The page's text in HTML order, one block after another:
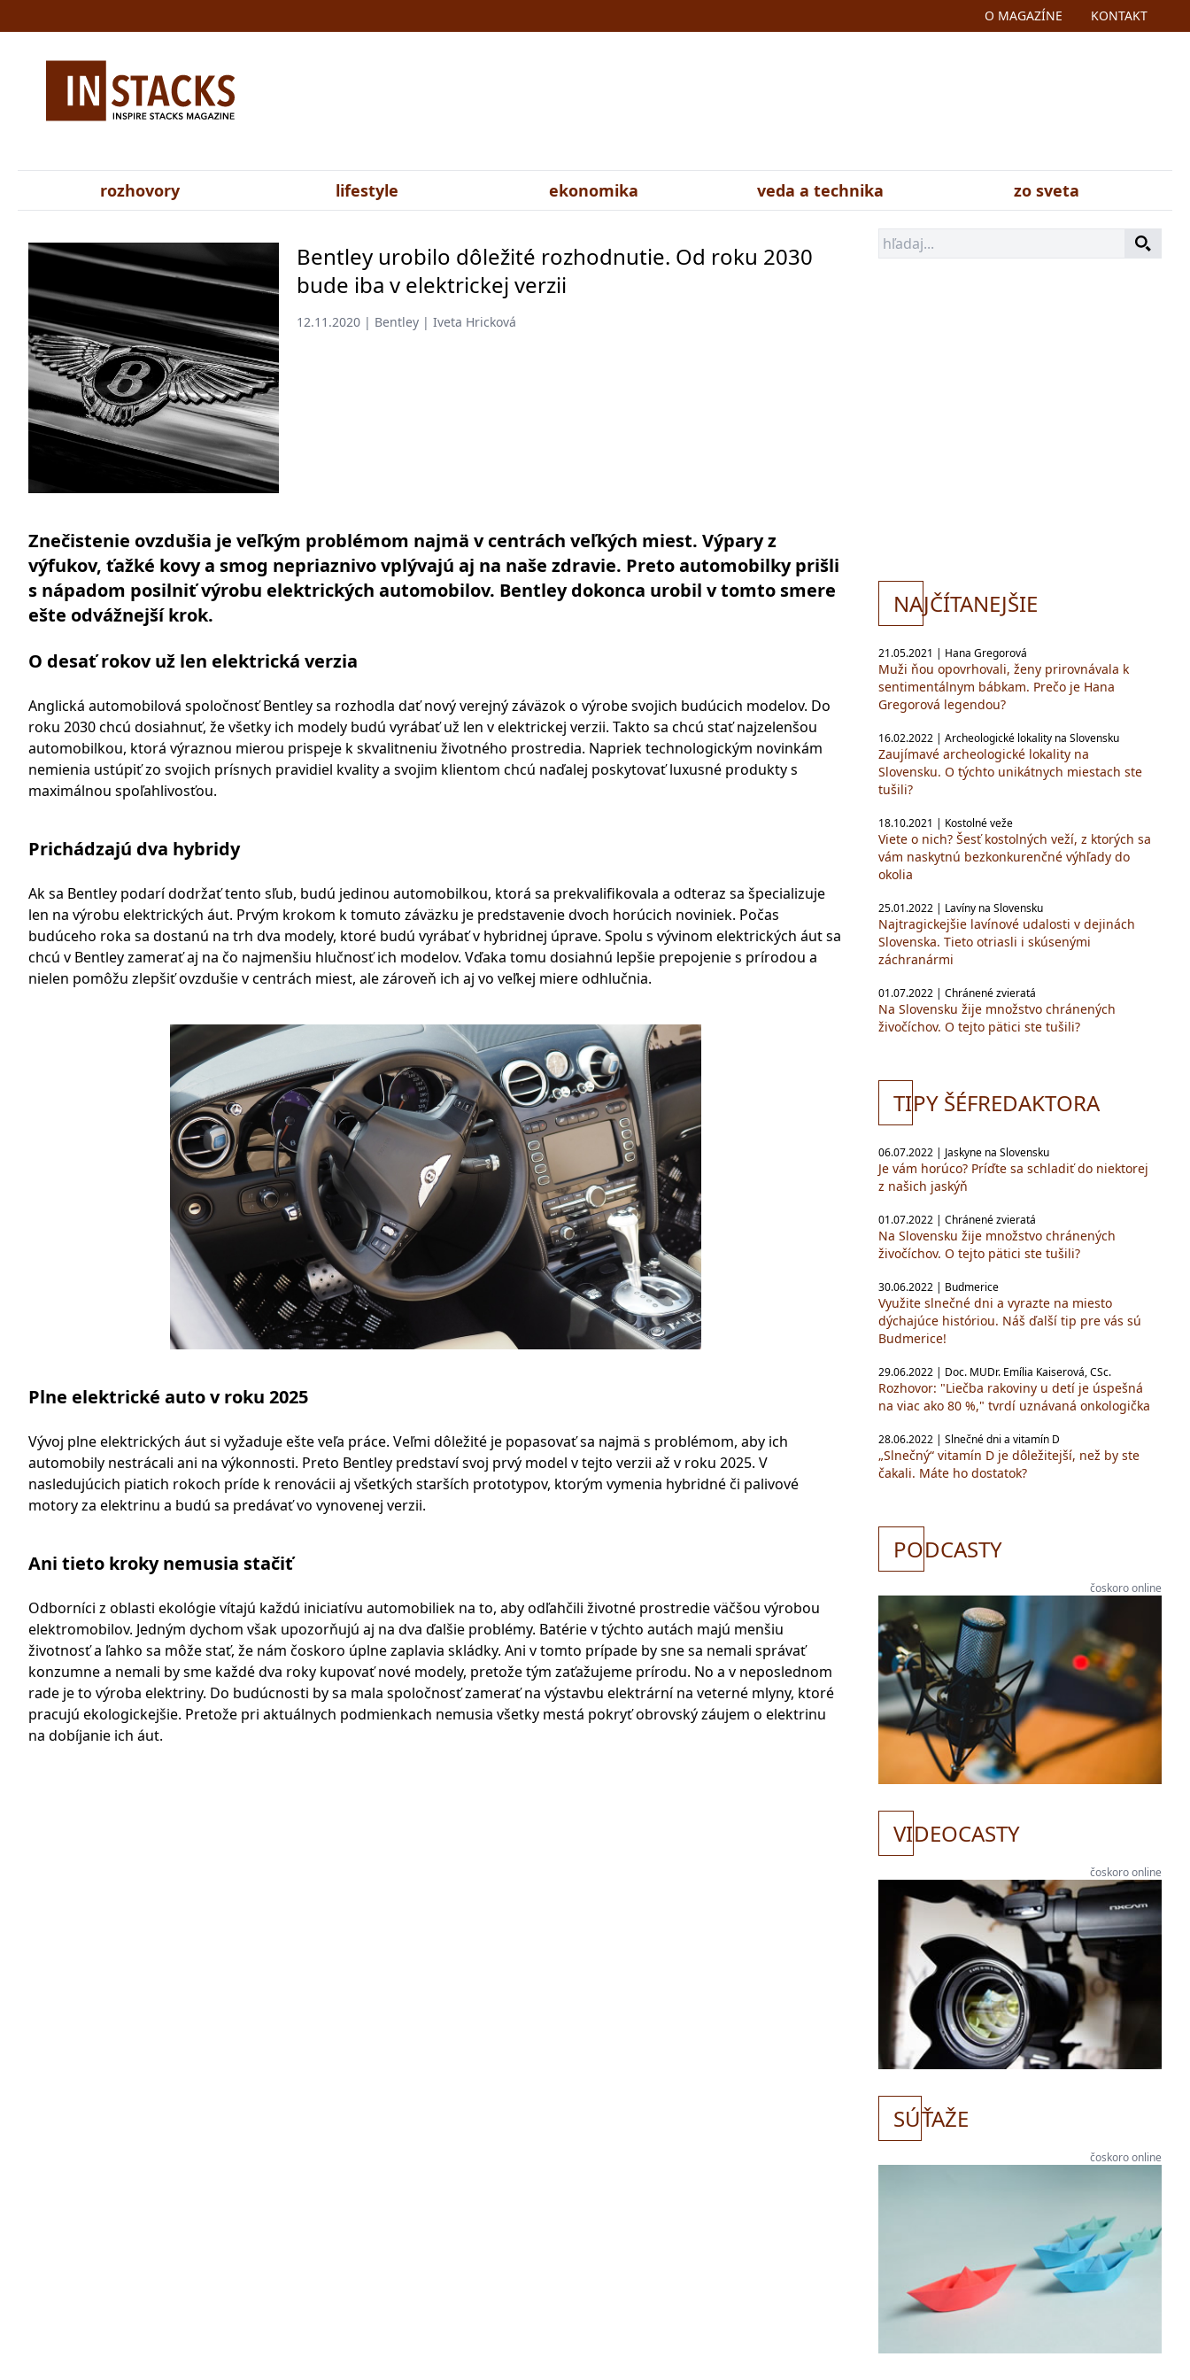
O MAGAZÍNE KONTAKT
rozhovory lifestyle ekonomika veda a technika zo sveta
Bentley urobilo dôležité rozhodnutie. Od roku 2030
bude iba v elektrickej verzii
12.11.2020 | Bentley | Iveta Hricková
Znečistenie ovzdušia je veľkým problémom najmä v centrách veľkých miest. Výpary z
výfukov, ťažké kovy a smog nepriaznivo vplývajú aj na naše zdravie. Preto automobilky prišli
s nápadom posilniť výrobu elektrických automobilov. Bentley dokonca urobil v tomto smere
ešte odvážnejší krok.
O desať rokov už len elektrická verzia
Anglická automobilová spoločnosť Bentley sa rozhodla dať nový verejný záväzok o výrobe svojich budúcich modelov. Do
roku 2030 chcú dosiahnuť, že všetky ich modely budú vyrábať už len v elektrickej verzii. Takto sa chcú stať najzelenšou
automobilkou, ktorá výraznou mierou prispeje k skvalitneniu životného prostredia. Napriek technologickým novinkám
nemienia ustúpiť zo svojich prísnych pravidiel kvality a svojim klientom chcú naďalej poskytovať luxusné produkty s
maximálnou spoľahlivosťou.
Prichádzajú dva hybridy
Ak sa Bentley podarí dodržať tento sľub, budú jedinou automobilkou, ktorá sa prekvalifikovala a odteraz sa špecializuje
len na výrobu elektrických áut. Prvým krokom k tomuto záväzku je predstavenie dvoch horúcich noviniek. Počas
budúceho roka sa dostanú na trh dva modely, ktoré budú vyrábať v hybridnej úprave. Spolu s vývinom elektrických áut sa
chcú v Bentley zamerať aj na čo najmenšiu hlučnosť ich modelov. Vďaka tomu dosiahnú lepšie prepojenie s prírodou a
nielen pomôžu zlepšiť ovzdušie v centrách miest, ale zároveň ich aj vo veľkej miere odhlučnia.
Plne elektrické auto v roku 2025
Vývoj plne elektrických áut si vyžaduje ešte veľa práce. Veľmi dôležité je popasovať sa najmä s problémom, aby ich
automobily nestrácali ani na výkonnosti. Preto Bentley predstaví svoj prvý model v tejto verzii až v roku 2025. V
nasledujúcich piatich rokoch príde k renovácii aj všetkých starších prototypov, ktorým vymenia hybridné či palivové
motory za elektrinu a budú sa predávať vo vynovenej verzii.
Ani tieto kroky nemusia stačiť
Odborníci z oblasti ekológie vítajú každú iniciatívu automobiliek na to, aby odľahčili životné prostredie väčšou výrobou
elektromobilov. Jedným dychom však upozorňujú aj na dva ďalšie problémy. Batérie v týchto autách majú menšiu
životnosť a ľahko sa môže stať, že nám čoskoro úplne zaplavia skládky. Ani v tomto prípade by sne sa nemali správať
konzumne a nemali by sme každé dva roky kupovať nové modely, pretože tým zaťažujeme prírodu. No a v neposlednom
rade je to výroba elektriny. Do budúcnosti by sa mala spoločnosť zamerať na výstavbu elektrární na veterné mlyny, ktoré
pracujú ekologickejšie. Pretože pri aktuálnych podmienkach nemusia všetky mestá pokryť obrovský záujem o elektrinu
na dobíjanie ich áut.
NAJČÍTANEJŠIE
21.05.2021 | Hana Gregorová
Muži ňou opovrhovali, ženy prirovnávala k
sentimentálnym bábkam. Prečo je Hana
Gregorová legendou?
16.02.2022 | Archeologické lokality na Slovensku
Zaujímavé archeologické lokality na
Slovensku. O týchto unikátnych miestach ste
tušili?
18.10.2021 | Kostolné veže
Viete o nich? Šesť kostolných veží, z ktorých sa
vám naskytnú bezkonkurenčné výhľady do
okolia
25.01.2022 | Lavíny na Slovensku
Najtragickejšie lavínové udalosti v dejinách
Slovenska. Tieto otriasli i skúsenými
záchranármi
01.07.2022 | Chránené zvieratá
Na Slovensku žije množstvo chránených
živočíchov. O tejto pätici ste tušili?
TIPY ŠÉFREDAKTORA
06.07.2022 | Jaskyne na Slovensku
Je vám horúco? Príďte sa schladiť do niektorej
z našich jaskýň
01.07.2022 | Chránené zvieratá
Na Slovensku žije množstvo chránených
živočíchov. O tejto pätici ste tušili?
30.06.2022 | Budmerice
Využite slnečné dni a vyrazte na miesto
dýchajúce históriou. Náš ďalší tip pre vás sú
Budmerice!
29.06.2022 | Doc. MUDr. Emília Kaiserová, CSc.
Rozhovor: "Liečba rakoviny u detí je úspešná
na viac ako 80 %," tvrdí uznávaná onkologička
28.06.2022 | Slnečné dni a vitamín D
„Slnečný“ vitamín D je dôležitejší, než by ste
čakali. Máte ho dostatok?
PODCASTY
čoskoro online
VIDEOCASTY
čoskoro online
SÚŤAŽE
čoskoro online